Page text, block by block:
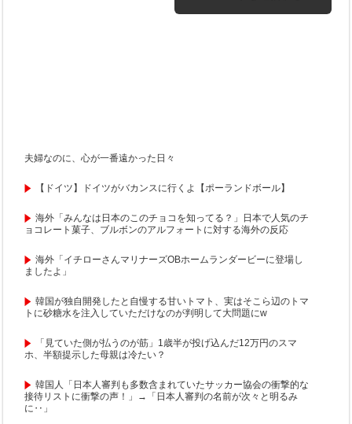
夫婦なのに、心が一番遠かった日々
【ドイツ】ドイツがバカンスに行くよ【ポーランドボール】
海外「みんなは日本のこのチョコを知ってる？」日本で人気のチ
ョコレート菓子、ブルボンのアルフォートに対する海外の反応
海外「イチローさんマリナーズOBホームランダービーに登場し
ましたよ」
韓国が独自開発したと自慢する甘いトマト、実はそこら辺のトマ
トに砂糖水を注入していただけなのが判明して大問題にw
「見ていた側が払うのが筋」1歳半が投げ込んだ12万円のスマ
ホ、半額提示した母親は冷たい？
韓国人「日本人審判も多数含まれていたサッカー協会の衝撃的な
接待リストに衝撃の声！」→「日本人審判の名前が次々と明るみ
に‥」